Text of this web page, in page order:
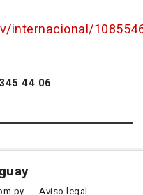
internacional/
44 06
Aviso legal